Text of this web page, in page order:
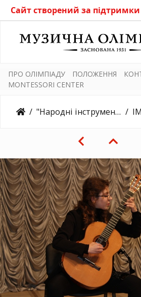
Сайт створений за підтримки
ПРО ОЛІМПІАДУ ПОЛОЖЕННЯ
MONTESSORI CENTER
"Народні інструменти" 8.11.2019